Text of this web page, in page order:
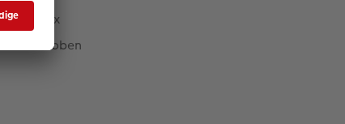
Box
sich oben